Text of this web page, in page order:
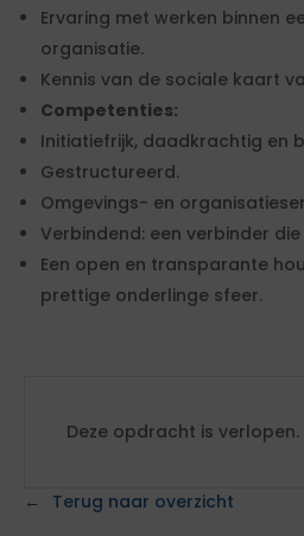
Ervaring met werken binnen
organisatie.
Kennis van de sociale kaart
Competenties:
Initiatiefrijk, daadkrachtig en
Gestructureerd.
Omgevings- en
Verbindend: een verbinder
Een open en transparante
prettige onderlinge sfeer.
Deze opdracht is verlopen.
Terug naar overzicht